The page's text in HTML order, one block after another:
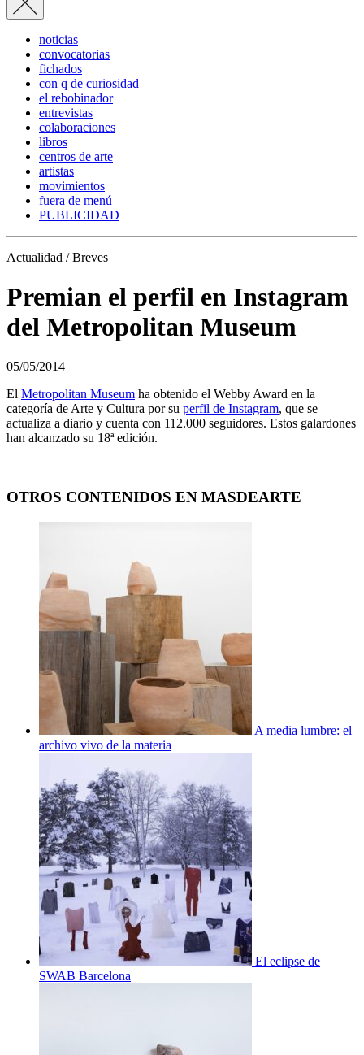
noticias
convocatorias
fichados
con q de curiosidad
el rebobinador
entrevistas
colaboraciones
libros
centros de arte
artistas
movimientos
fuera de menú
PUBLICIDAD
Actualidad / Breves
Premian el perfil en Instagram
del Metropolitan Museum
05/05/2014
El Metropolitan Museum ha obtenido el Webby Award en la
categoría de Arte y Cultura por su perfil de Instagram, que se
actualiza a diario y cuenta con 112.000 seguidores. Estos galardones
han alcanzado su 18ª edición.
OTROS CONTENIDOS EN MASDEARTE
A media lumbre: el
archivo vivo de la materia
El eclipse de
SWAB Barcelona